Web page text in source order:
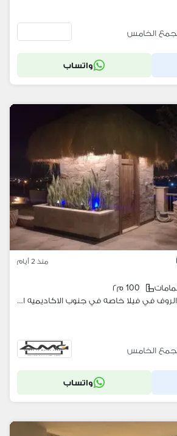
الخامس
واتساب
منذ 2 أيام
100 م٢
ستوديو مفروش علي الروف في فيلا خاصه في جنوب الاكاديميه التجمع الخامس امام كايرو فيستيفال سيتي مباشره. ملحق به روف مزروع وبرجولا خشبية.
الخامس
واتساب